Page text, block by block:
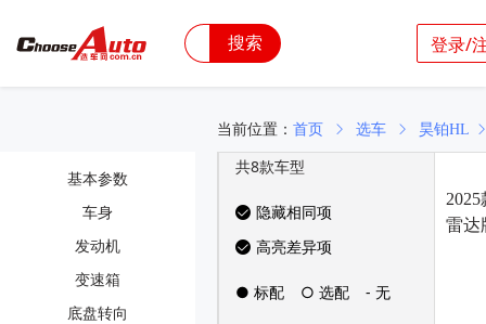
搜索 登录/
当前位置： 首页 选车 昊铂HL
基本参数
车身
发动机
变速箱
底盘转向
共8款车型
隐藏相同项
高亮差异项
● 标配 ○ 选配 - 无
雷达